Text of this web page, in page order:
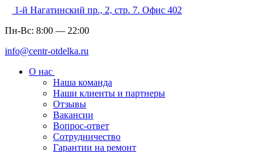
1-й Нагатинский пр., 2, стр. 7. Офис 402
Пн-Вс: 8:00 — 22:00
info@centr-otdelka.ru
О нас
Наша команда
Наши клиенты и партнеры
Отзывы
Вакансии
Вопрос-ответ
Сотрудничество
Гарантии на ремонт